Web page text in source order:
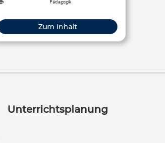
beste Start ins digitale Zeitalter. Für
die Nutzung digitaler Medie
Pädagogik
Zum Inhalt
Unterrichtsplanung